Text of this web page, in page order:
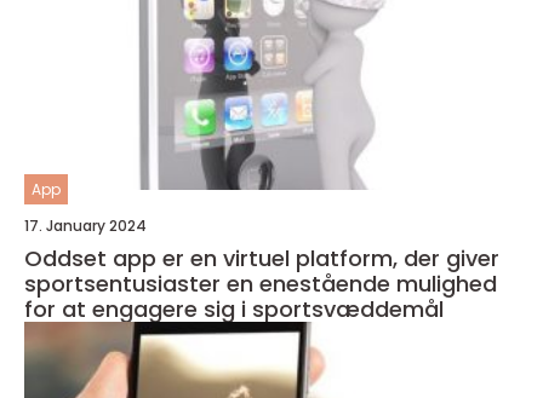
App
17. January 2024
Oddset app er en virtuel platform, der giver
sportsentusiaster en enestående mulighed
for at engagere sig i sportsvæddemål